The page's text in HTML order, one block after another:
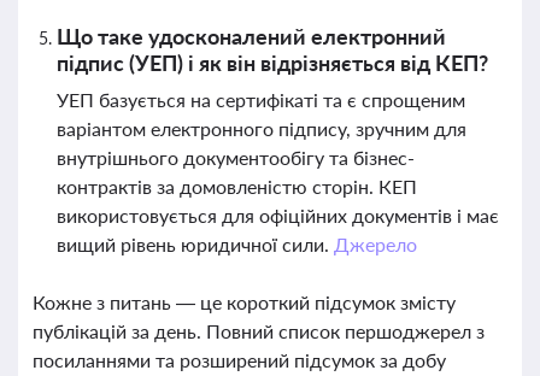
Що таке удосконалений електронний
підпис (УЕП) і як він відрізняється від КЕП?
УЕП базується на сертифікаті та є спрощеним
варіантом електронного підпису, зручним для
внутрішнього документообігу та бізнес-
контрактів за домовленістю сторін. КЕП
використовується для офіційних документів і має
вищий рівень юридичної сили. Джерело
Кожне з питань — це короткий підсумок змісту
публікацій за день. Повний список першоджерел з
посиланнями та розширений підсумок за добу